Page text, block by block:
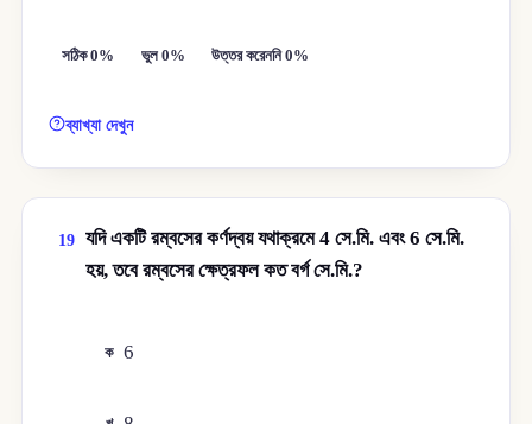
সঠিক 0% ভুল 0% উত্তর করেননি 0%
ব্যাখ্যা দেখুন
19 যদি একটি রম্বসের কর্ণদ্বয় যথাক্রমে 4 সে.মি. এবং 6 সে.মি.
হয়, তবে রম্বসের ক্ষেত্রফল কত বর্গ সে.মি.?
ক 6